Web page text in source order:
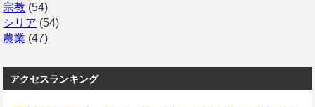
宗教 (54)
シリア (54)
農業 (47)
アクセスランキング